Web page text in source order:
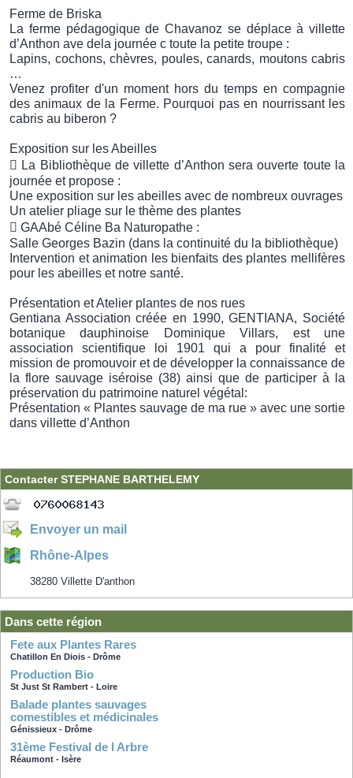
Ferme de Briska
La ferme pédagogique de Chavanoz se déplace à villette
d’Anthon ave dela journée c toute la petite troupe :
Lapins, cochons, chèvres, poules, canards, moutons cabris
…
Venez profiter d'un moment hors du temps en compagnie
des animaux de la Ferme. Pourquoi pas en nourrissant les
cabris au biberon ?
Exposition sur les Abeilles
 La Bibliothèque de villette d’Anthon sera ouverte toute la
journée et propose :
Une exposition sur les abeilles avec de nombreux ouvrages
Un atelier pliage sur le thème des plantes
 GAAbé Céline Ba Naturopathe :
Salle Georges Bazin (dans la continuité du la bibliothèque)
Intervention et animation les bienfaits des plantes mellifères
pour les abeilles et notre santé.
Présentation et Atelier plantes de nos rues
Gentiana Association créée en 1990, GENTIANA, Société
botanique dauphinoise Dominique Villars, est une
association scientifique loi 1901 qui a pour finalité et
mission de promouvoir et de développer la connaissance de
la flore sauvage iséroise (38) ainsi que de participer à la
préservation du patrimoine naturel végétal:
Présentation « Plantes sauvage de ma rue » avec une sortie
dans villette d’Anthon
Contacter STEPHANE BARTHELEMY
Envoyer un mail
Rhône-Alpes
38280 Villette D'anthon
Dans cette région
Fete aux Plantes Rares
Chatillon En Diois - Drôme
Production Bio
St Just St Rambert - Loire
Balade plantes sauvages
comestibles et médicinales
Génissieux - Drôme
31ème Festival de l Arbre
Réaumont - Isère